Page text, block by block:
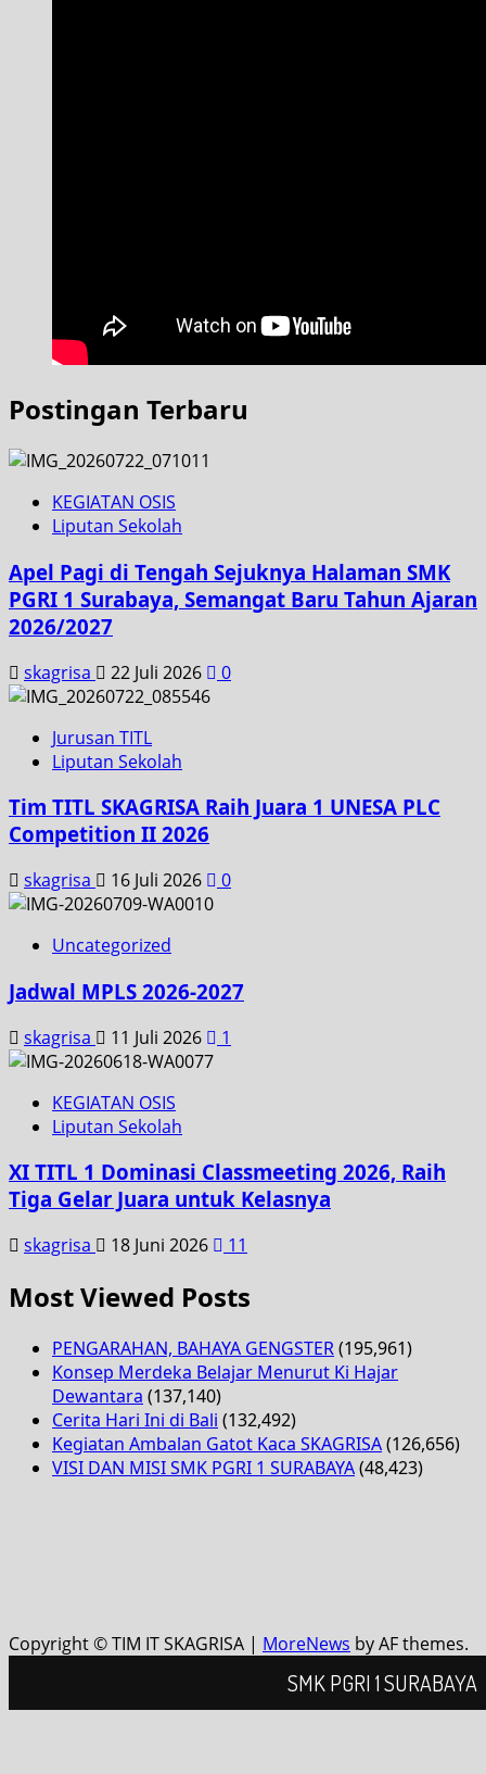
Postingan Terbaru
KEGIATAN OSIS
Liputan Sekolah
Apel Pagi di Tengah Sejuknya Halaman SMK
PGRI 1 Surabaya, Semangat Baru Tahun Ajaran
2026/2027
skagrisa 22 Juli 2026 0
Jurusan TITL
Liputan Sekolah
Tim TITL SKAGRISA Raih Juara 1 UNESA PLC
Competition II 2026
skagrisa 16 Juli 2026 0
Uncategorized
Jadwal MPLS 2026-2027
skagrisa 11 Juli 2026 1
KEGIATAN OSIS
Liputan Sekolah
XI TITL 1 Dominasi Classmeeting 2026, Raih
Tiga Gelar Juara untuk Kelasnya
skagrisa 18 Juni 2026 11
Most Viewed Posts
PENGARAHAN, BAHAYA GENGSTER(195,961)
Konsep Merdeka Belajar Menurut Ki Hajar
Dewantara (137,140)
Cerita Hari Ini di Bali (132,492)
Kegiatan Ambalan Gatot Kaca SKAGRISA(126,656)
VISI DAN MISI SMK PGRI 1 SURABAYA(48,423)
Copyright © TIM IT SKAGRISA | MoreNews by AF themes.
SMK PGRI 1 SURABAYA